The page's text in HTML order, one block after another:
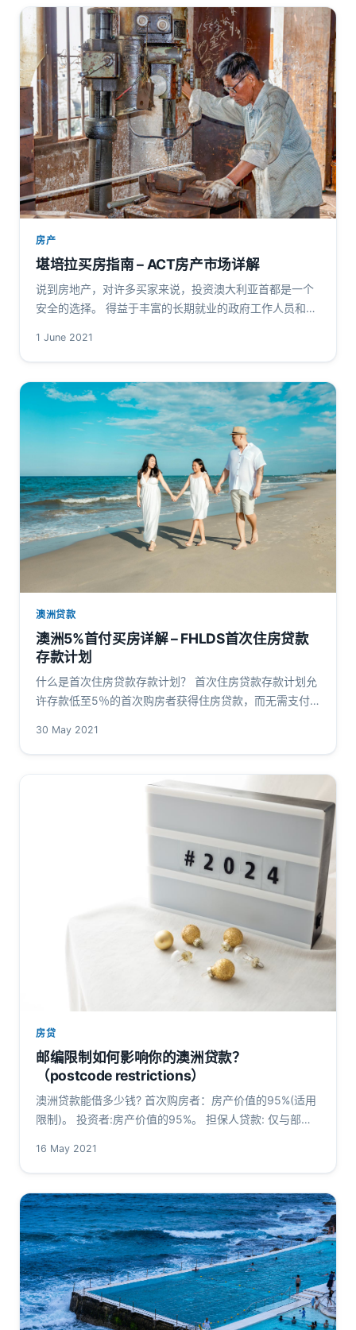
房产
堪培拉买房指南 – ACT房产市场详解
说到房地产，对许多买家来说，投资澳大利亚首都是一个
安全的选择。 得益于丰富的长期就业的政府工作人员和不
1 June 2021
澳洲贷款
澳洲5%首付买房详解 – FHLDS首次住房贷款
存款计划
什么是首次住房贷款存款计划？ 首次住房贷款存款计划允
许存款低至5％的首次购房者获得住房贷款，而无需支付
作为抵押保险公司，为符合…
30 May 2021
房贷
邮编限制如何影响你的澳洲贷款？
（postcode restrictions）
澳洲贷款能借多少钱? 首次购房者：房产价值的95%(适用
限制)。 投资者:房产价值的95%。 担保人贷款: 仅与部分
16 May 2021